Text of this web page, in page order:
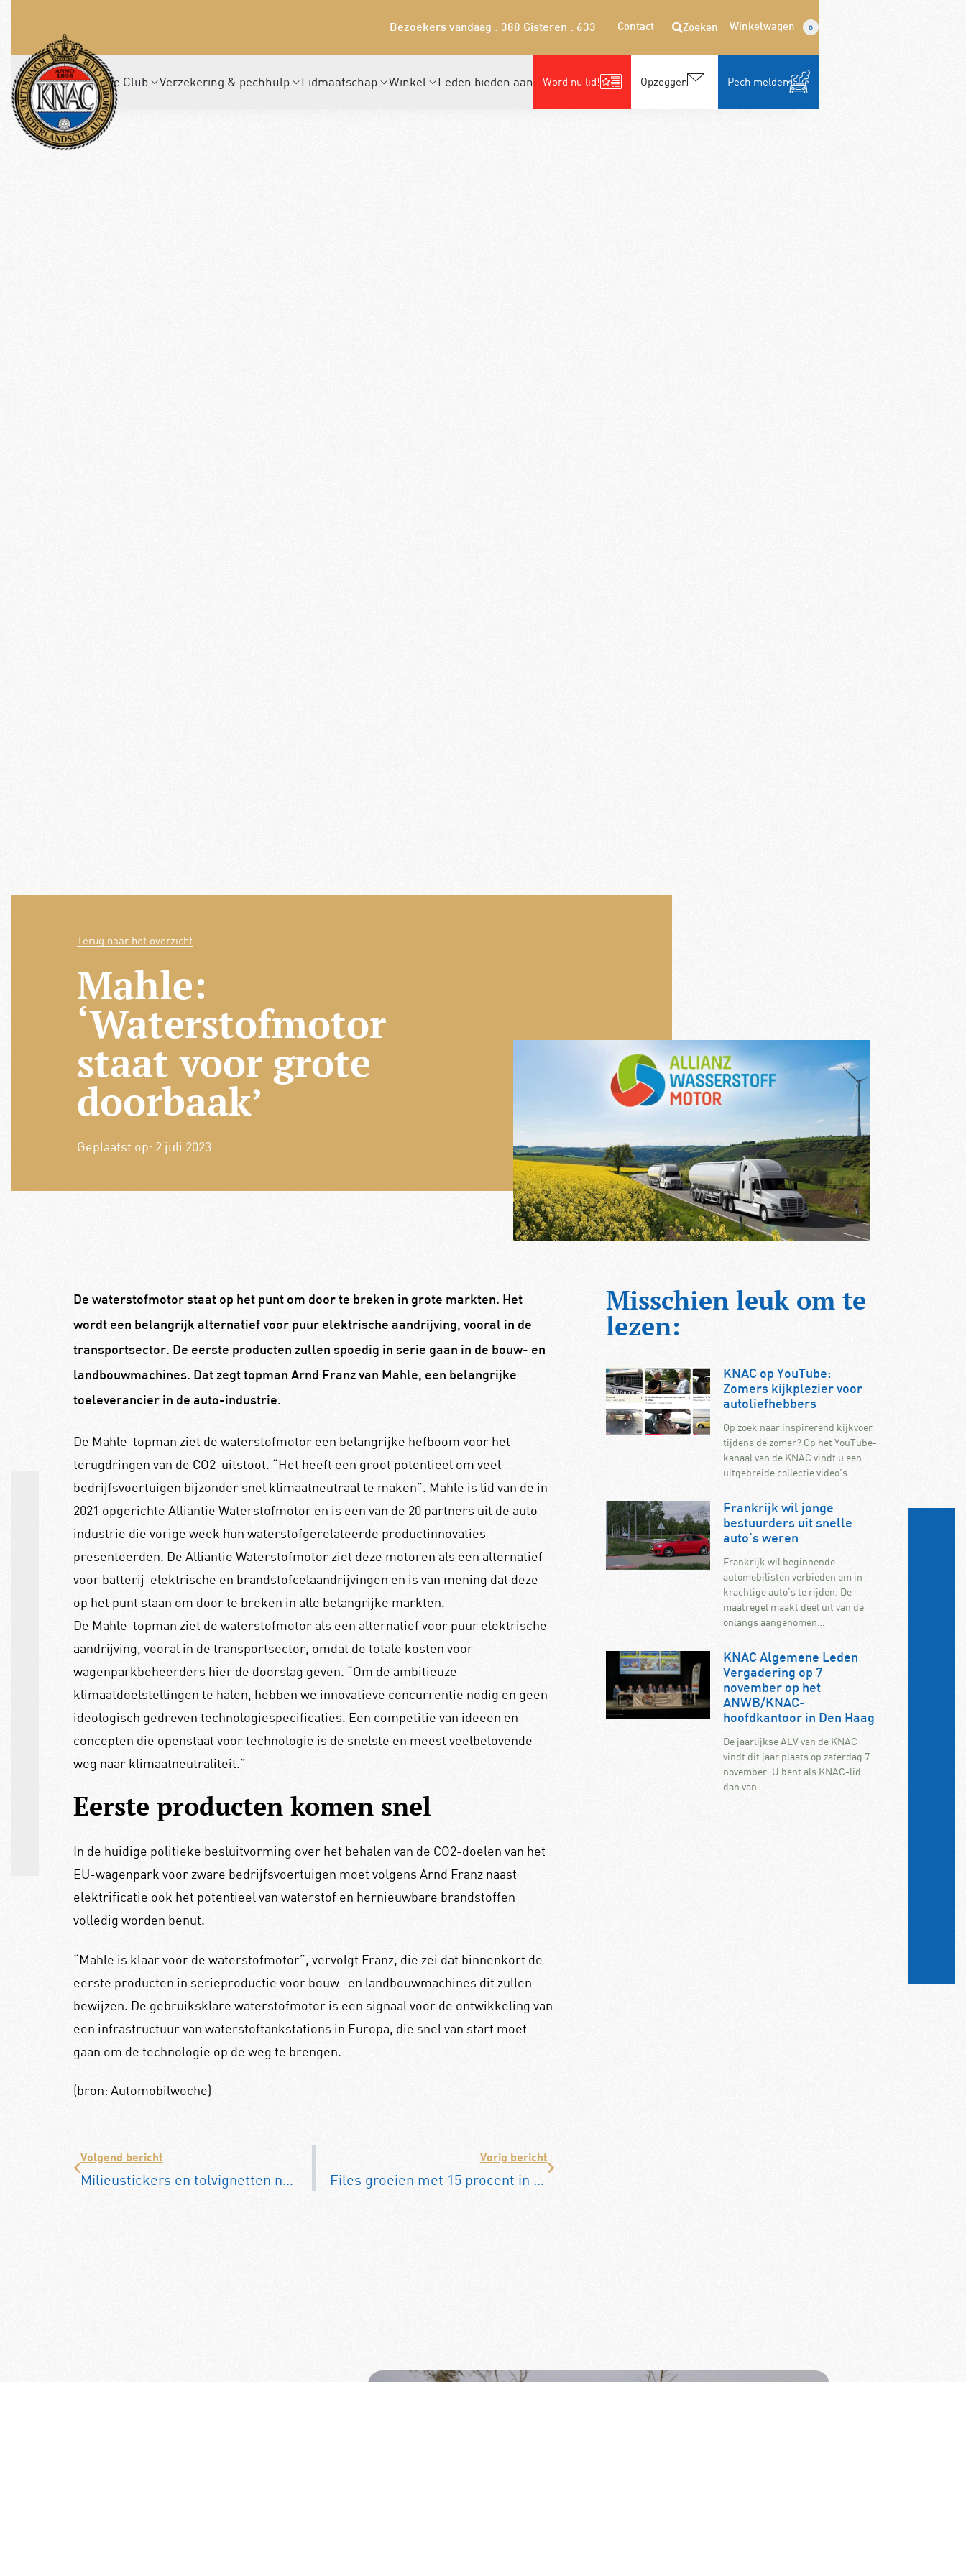
Bezoekers vandaag : 388 Gisteren : 633 Contact Zoeken Winkelwagen 0
De Club Verzekering & pechhulp Lidmaatschap Winkel Leden bieden aan Word nu lid! Opzeggen Pech melden
Terug naar het overzicht
Mahle:
‘Waterstofmotor
staat voor grote
doorbaak’
Geplaatst op: 2 juli 2023
De waterstofmotor staat op het punt om door te breken in grote markten. Het
wordt een belangrijk alternatief voor puur elektrische aandrijving, vooral in de
transportsector. De eerste producten zullen spoedig in serie gaan in de bouw- en
landbouwmachines. Dat zegt topman Arnd Franz van Mahle, een belangrijke
toeleverancier in de auto-industrie.
De Mahle-topman ziet de waterstofmotor een belangrijke hefboom voor het
terugdringen van de CO2-uitstoot. “Het heeft een groot potentieel om veel
bedrijfsvoertuigen bijzonder snel klimaatneutraal te maken”. Mahle is lid van de in
2021 opgerichte Alliantie Waterstofmotor en is een van de 20 partners uit de auto-
industrie die vorige week hun waterstofgerelateerde productinnovaties
presenteerden. De Alliantie Waterstofmotor ziet deze motoren als een alternatief
voor batterij-elektrische en brandstofcelaandrijvingen en is van mening dat deze
op het punt staan om door te breken in alle belangrijke markten.
De Mahle-topman ziet de waterstofmotor als een alternatief voor puur elektrische
aandrijving, vooral in de transportsector, omdat de totale kosten voor
wagenparkbeheerders hier de doorslag geven. “Om de ambitieuze
klimaatdoelstellingen te halen, hebben we innovatieve concurrentie nodig en geen
ideologisch gedreven technologiespecificaties. Een competitie van ideeën en
concepten die openstaat voor technologie is de snelste en meest veelbelovende
weg naar klimaatneutraliteit.”
Eerste producten komen snel
In de huidige politieke besluitvorming over het behalen van de CO2-doelen van het
EU-wagenpark voor zware bedrijfsvoertuigen moet volgens Arnd Franz naast
elektrificatie ook het potentieel van waterstof en hernieuwbare brandstoffen
volledig worden benut.
“Mahle is klaar voor de waterstofmotor”, vervolgt Franz, die zei dat binnenkort de
eerste producten in serieproductie voor bouw- en landbouwmachines dit zullen
bewijzen. De gebruiksklare waterstofmotor is een signaal voor de ontwikkeling van
een infrastructuur van waterstoftankstations in Europa, die snel van start moet
gaan om de technologie op de weg te brengen.
(bron: Automobilwoche)
Volgend bericht
Milieustickers en tolvignetten nodig in veel vakantielanden
Vorig bericht
Files groeien met 15 procent in eerste helft 2023
Misschien leuk om te
lezen:
KNAC op YouTube:
Zomers kijkplezier voor
autoliefhebbers
Op zoek naar inspirerend kijkvoer
tijdens de zomer? Op het YouTube-
kanaal van de KNAC vindt u een
uitgebreide collectie video’s…
Frankrijk wil jonge
bestuurders uit snelle
auto’s weren
Frankrijk wil beginnende
automobilisten verbieden om in
krachtige auto’s te rijden. De
maatregel maakt deel uit van de
onlangs aangenomen…
KNAC Algemene Leden
Vergadering op 7
november op het
ANWB/KNAC-
hoofdkantoor in Den Haag
De jaarlijkse ALV van de KNAC
vindt dit jaar plaats op zaterdag 7
november. U bent als KNAC-lid
dan van…